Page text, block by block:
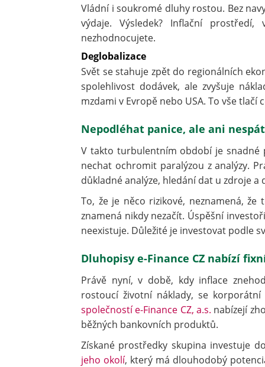
Vládní i soukromé dluhy rostou. Bez
výdaje. Výsledek? Inflační
nezhodnocujete.
Deglobalizace
Svět se stahuje zpět do regionálních
spolehlivost dodávek, ale zvyšuje
mzdami v Evropě nebo USA. To vše tlačí
Nepodléhat panice, ale ani
V takto turbulentním období je snadné
nechat ochromit paralýzou z analýzy.
důkladné analýze, hledání dat u zdroje
To, že je něco rizikové, neznamená,
znamená nikdy nezačít. Úspěšní
neexistuje. Důležité je investovat podle
Dluhopisy e-Finance CZ nabízí
Právě nyní, v době, kdy inflace
rostoucí životní náklady, se
společností e-Finance CZ, a.s. nabízejí
běžných bankovních produktů.
Získané prostředky skupina investuje
jeho okolí, který má dlouhodobý